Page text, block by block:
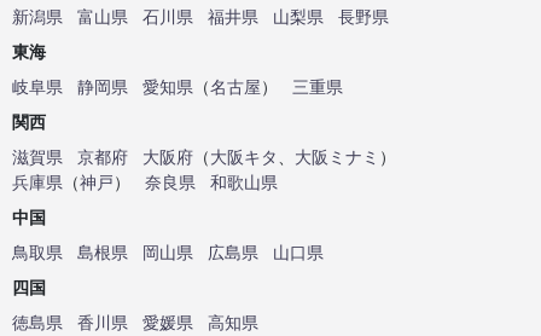
新潟県
富山県 石川県 福井県 山梨県
長野県
東海
岐阜県
静岡県 愛知県 （名古屋）
三重県
関西
滋賀県
京都府 大阪府 （大阪キタ 大阪ミナミ ）
兵庫県 （神戸） 奈良県
和歌山県
中国
鳥取県
島根県 岡山県 広島県
山口県
四国
徳島県
香川県 愛媛県
高知県